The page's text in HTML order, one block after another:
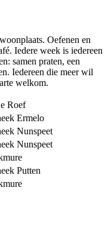
Oefenen en
Iedere week is iedereen
samen praten, een
Iedereen die meer wil
welkom.
Roef
Ermelo
Nunspeet
Nunspeet
Putten